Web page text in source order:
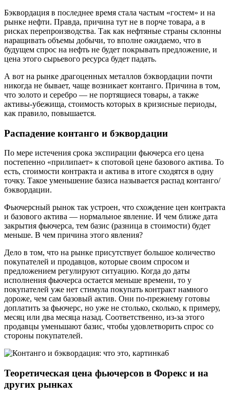
Бэквордация в последнее время стала частым «гостем» и на
рынке нефти. Правда, причина тут не в порче товара, а в
рисках перепроизводства. Так как нефтяные страны склонны
наращивать объемы добычи, то вполне ожидаемо, что в
будущем спрос на нефть не будет покрывать предложение, и
цена этого сырьевого ресурса будет падать.
А вот на рынке драгоценных металлов бэквордации почти
никогда не бывает, чаще возникает контанго. Причина в том,
что золото и серебро — не портящиеся товары, а также
активы-убежища, стоимость которых в кризисные периоды,
как правило, повышается.
Распадение контанго и бэквордации
По мере истечения срока экспирации фьючерса его цена
постепенно «прилипает» к спотовой цене базового актива. То
есть, стоимости контракта и актива в итоге сходятся в одну
точку. Такое уменьшение базиса называется распад контанго/
бэквордации.
Фьючерсный рынок так устроен, что схождение цен контракта
и базового актива — нормальное явление. И чем ближе дата
закрытия фьючерса, тем базис (разница в стоимости) будет
меньше. В чем причина этого явления?
Дело в том, что на рынке присутствует большое количество
покупателей и продавцов, которые своим спросом и
предложением регулируют ситуацию. Когда до даты
исполнения фьючерса остается меньше времени, то у
покупателей уже нет стимула покупать контракт намного
дороже, чем сам базовый актив. Они по-прежнему готовы
доплатить за фьючерс, но уже не столько, сколько, к примеру,
месяц или два месяца назад. Соответственно, из-за этого
продавцы уменьшают базис, чтобы удовлетворить спрос со
стороны покупателей.
Теоретическая цена фьючерсов в Форекс и на
других рынках